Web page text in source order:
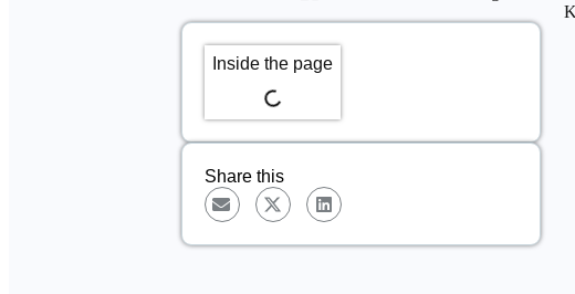
Inside the page
Share this